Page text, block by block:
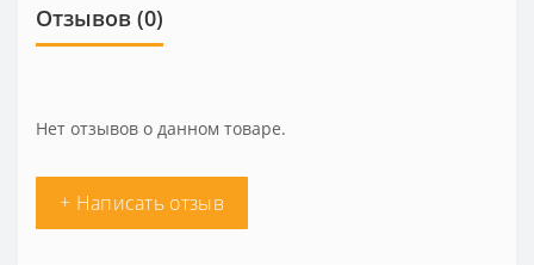
Отзывов (0)
Нет отзывов о данном товаре.
+ Написать отзыв